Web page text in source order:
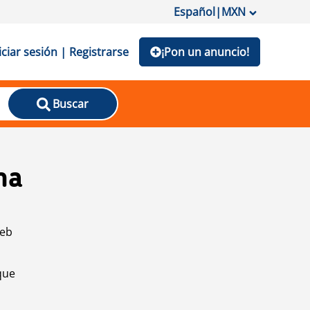
Español|MXN
sesión | Registrarse ¡Pon un anuncio!
Buscar